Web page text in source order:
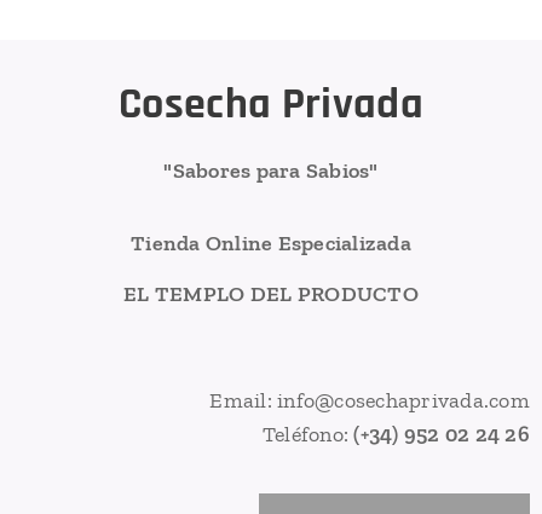
Cosecha Privada
"Sabores para Sabios"
Tienda Online Especializada
EL TEMPLO DEL PRODUCTO
Email: info@cosechaprivada.com
Teléfono:(+34) 952 02 24 26